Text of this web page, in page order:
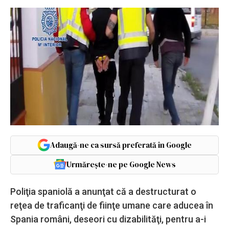
Adaugă-ne ca sursă preferată în Google
Urmărește-ne pe Google News
Poliţia spaniolă a anunţat că a destructurat o
reţea de traficanţi de fiinţe umane care aducea în
Spania români, deseori cu dizabilităţi, pentru a-i